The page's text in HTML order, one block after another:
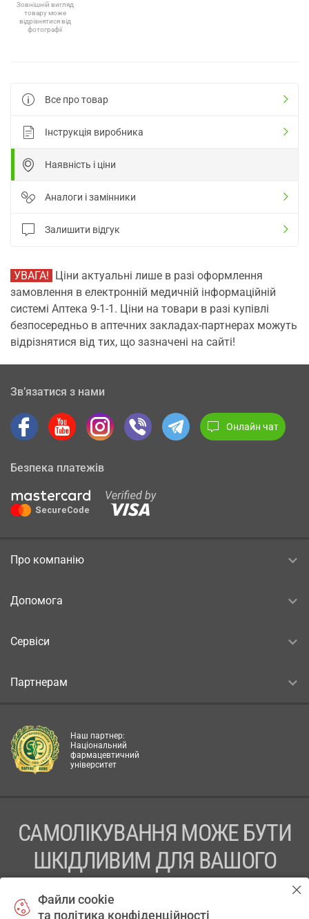
Зовнішній вигляд
товару може
відрізнятися від
фотографії
Все про товар
Інструкція виробника
Наявність і ціни
Аналоги і замінники
Залишити відгук
УВАГА! Ціни актуальні лише в разі оформлення
замовлення в електронній медичній інформаційній
системі Аптека 9-1-1. Ціни на товари в разі купівлі
безпосередньо в аптечних закладах-партнерах можуть
відрізнятися від тих, що зазначені на сайті!
Зв’язатися з нами
Онлайн чат
Безпека платежів
Про компанію
Допомога
Сервіси
Партнерам
Наш партнер:
Національний
фармацевтичний
університет
САМОЛІКУВАННЯ МОЖЕ БУТИ
ШКІДЛИВИМ ДЛЯ ВАШОГО
Файли cookie
та політика конфіденційності